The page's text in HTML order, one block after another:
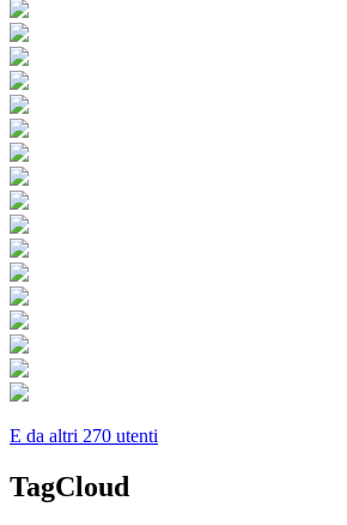
E da altri 270 utenti
TagCloud